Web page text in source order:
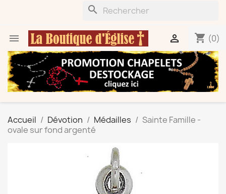
search
 shopping_cart (0)

Accueil Dévotion Médailles
Sainte Famille -
ovale sur fond argenté